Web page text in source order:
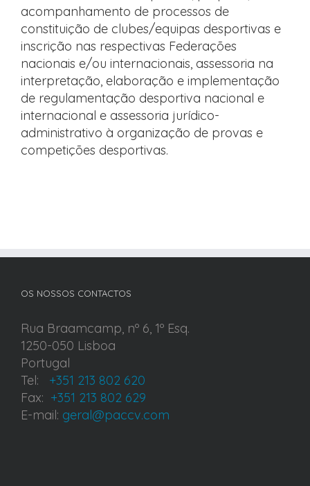
acompanhamento de processos de
constituição de clubes/equipas desportivas e
inscrição nas respectivas Federações
nacionais e/ou internacionais, assessoria na
interpretação, elaboração e implementação
de regulamentação desportiva nacional e
internacional e assessoria jurídico-
administrativo à organização de provas e
competições desportivas.
OS NOSSOS CONTACTOS
Rua Braamcamp, nº 6, 1º Esq.
1250-050 Lisboa
Portugal
Tel:
+351 213 802 620
Fax: +351 213 802 629
E-mail: geral@paccv.com